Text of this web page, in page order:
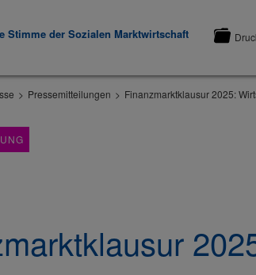
Stimme der Sozialen Marktwirtschaft
Pressemitteilungen Finanzmarktklausur 2025: